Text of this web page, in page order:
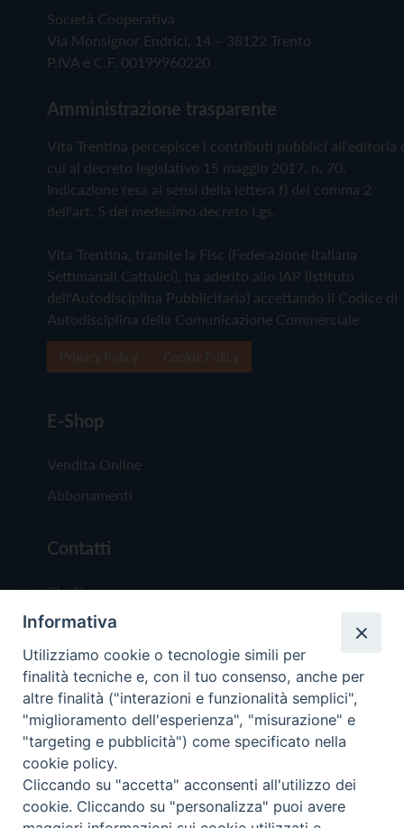
Società Cooperativa
Via Monsignor Endrici, 14 – 38122 Trento
P.IVA e C.F. 00199960220
Amministrazione trasparente
Vita Trentina percepisce i contributi pubblici all'editoria
cui al decreto legislativo 15 maggio 2017, n. 70.
Indicazione resa ai sensi della lettera f) del comma 2
dell'art. 5 del medesimo decreto Lgs.
Vita Trentina, tramite la Fisc (Federazione Italiana
Settimanali Cattolici), ha aderito allo IAP (Istituto
dell'Autodisciplina Pubblicitaria) accettando il Codice di
Autodisciplina della Comunicazione Commerciale
E-Shop
Vendita Online
Abbonamenti
Contatti
Chi Siamo
Redazione
Scrivici
Copyright © 2019 - Tutti i diritti riservati - Vita
Trentina Editrice
Informativa
Utilizziamo cookie o tecnologie simili per
finalità tecniche e, con il tuo consenso, anche per
altre finalità ("interazioni e funzionalità semplici",
"miglioramento dell'esperienza", "misurazione" e
"targeting e pubblicità") come specificato nella
cookie policy.
Cliccando su "accetta" acconsenti all'utilizzo dei
cookie. Cliccando su "personalizza" puoi avere